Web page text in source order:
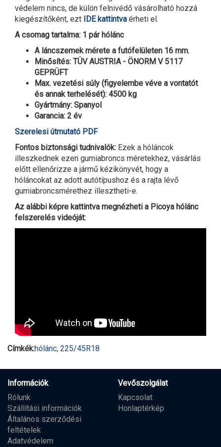
védelem nincs, de külön felnivédő vásárolható hozzá
kiegészítőként, ezt IDE kattintva érheti el.
A csomag tartalma: 1 pár hólánc
A láncszemek mérete a futófelületen 16 mm.
Minősítés: TÜV AUSTRIA - ÖNORM V 5117
GEPRÜFT
Max. vezetési súly (figyelembe véve a vontatót
és annak terhelését): 4500 kg
Gyártmány: Spanyol
Garancia: 2 év
Szerelesi útmutató PDF
Fontos biztonsági tudnivalók: Ezek a hóláncok
illeszkednek ezen gumiabroncs méretekhez, vásárlás
előtt ellenőrizze a jármű kézikönyvét, hogy a
hóláncokat az adott autótípushoz és a rajta lévő
gumiabroncsmérethez illesztheti-e.
Az alábbi képre kattintva megnézheti a Picoya hólánc
felszerelés videóját:
Címkék:hólánc, 225/45R18
Információk
Rólunk
Szállítási információk
Általános szerződési
feltételek
Adatvédelem
Vevőszolgálat
Kapcsolat
Honlaptérkép